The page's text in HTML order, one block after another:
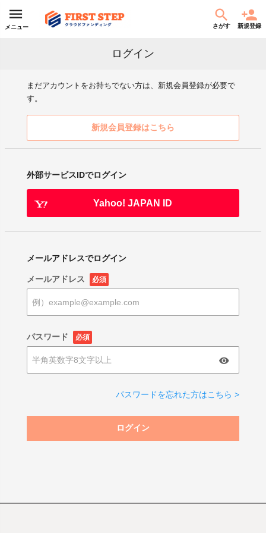
メニュー さがす 新規登録
ログイン
まだアカウントをお持ちでない方は、新規会員登録が必要で
す。
新規会員登録はこちら
外部サービスIDでログイン
Yahoo! JAPAN ID
メールアドレスでログイン
メールアドレス 必須
パスワード 必須
パスワードを忘れた方はこちら >
ログイン